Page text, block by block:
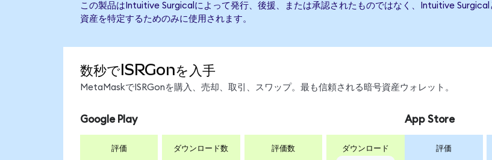
この製品はIntuitive Surgicalによって発行、後援、または承認されたものではなく、Intuitive
資産を特定するためのみに使用されます。
数秒でISRGonを入手
MetaMaskでISRGonを購入、売却、取引、スワップ。最も信頼される暗号資産ウォレット。
Google Play
評価 ダウンロード数 評価数 ダウンロード
App Store
評価